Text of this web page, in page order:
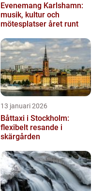
Evenemang Karlshamn:
musik, kultur och
mötesplatser året runt
13 januari 2026
Båttaxi i Stockholm:
flexibelt resande i
skärgården